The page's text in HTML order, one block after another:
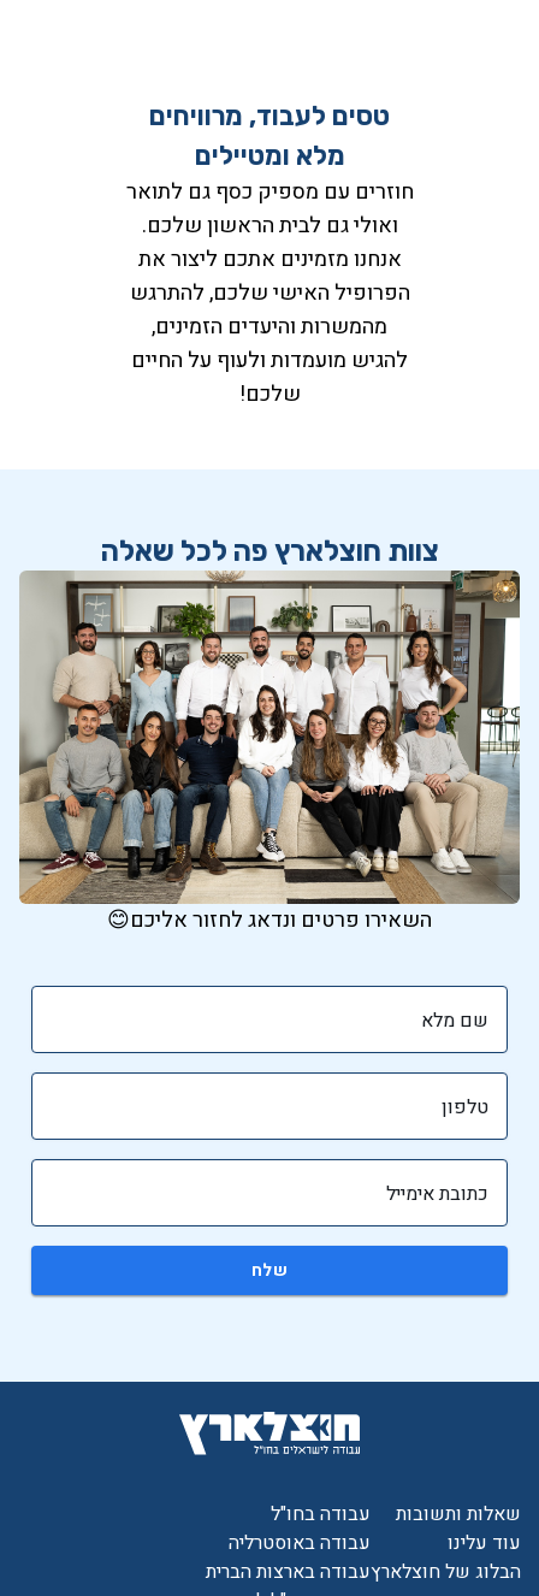
טסים לעבוד, מרוויחים
מלא ומטיילים
חוזרים עם מספיק כסף גם לתואר
ואולי גם לבית הראשון שלכם.
אנחנו מזמינים אתכם ליצור את
הפרופיל האישי שלכם, להתרגש
מהמשרות והיעדים הזמינים,
להגיש מועמדות ולעוף על החיים
שלכם!
שם מלא
טלפון
כתובת אימייל
שלח
צוות חוצלארץ פה לכל שאלה
השאירו פרטים ונדאג לחזור אליכם😊
שאלות ותשובות
עוד עלינו
הבלוג של חוצלארץ
עבודה בחו"ל
עבודה באוסטרליה
עבודה בארצות הברית